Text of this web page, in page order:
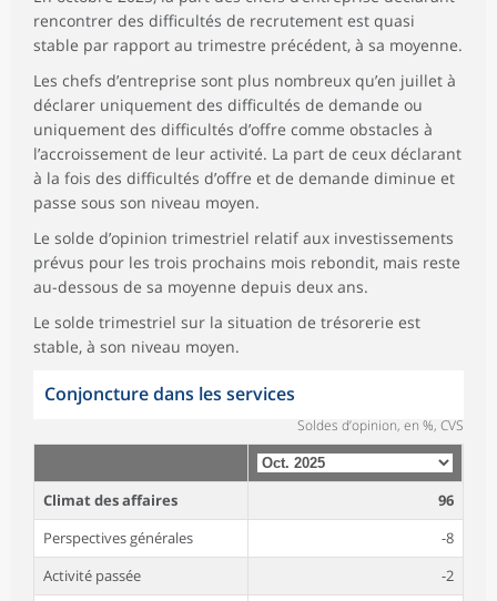
rencontrer des difficultés de recrutement est quasi
stable par rapport au trimestre précédent, à sa moyenne.
Les chefs d’entreprise sont plus nombreux qu’en juillet à
déclarer uniquement des difficultés de demande ou
uniquement des difficultés d’offre comme obstacles à
l’accroissement de leur activité. La part de ceux déclarant
à la fois des difficultés d’offre et de demande diminue et
passe sous son niveau moyen.
Le solde d’opinion trimestriel relatif aux investissements
prévus pour les trois prochains mois rebondit, mais reste
au-dessous de sa moyenne depuis deux ans.
Le solde trimestriel sur la situation de trésorerie est
stable, à son niveau moyen.
Conjoncture dans les services
Soldes d’opinion, en %, CVS
Climat des affaires
96
Perspectives générales
-8
Activité passée
-2